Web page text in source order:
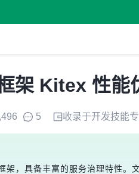
架 Kitex 性能
5 收录于开发技能
架，具备丰富的服务治理特性